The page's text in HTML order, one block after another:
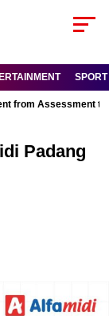
SPORT
from Assessment
Padang